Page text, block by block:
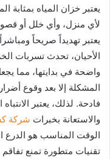
ر
يعتبر خزان المياه
لأي منزل، وأي خلل أو
يعتبر تهديداً صريحاً
الأحيان، تحدث تسربات
واضحة في بدايتها، مما
المشكلة إلا بعد وقوع
فادحة. لذلك، يعتبر
والاستعانة بخبرات شركة
الوقت المناسب هو الدرع
تقنيات متطورة تمنع